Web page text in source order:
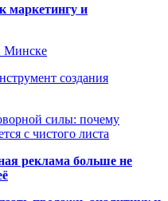
маркетингу и
Минске
создания
силы: почему
с чистого листа
реклама больше не